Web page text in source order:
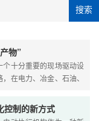
搜索
物”
个十分重要的现场驱动设
在电力、冶金、石油、
要决定于电动执行机构
号转换成输出轴的角位
控制的新方式